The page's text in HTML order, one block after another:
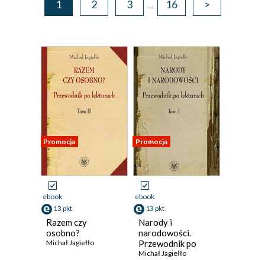
1 2 3 ... 16 >
Promocja
ebook
13 pkt
Razem czy
osobno?
Michał Jagiełło
Promocja
ebook
13 pkt
Narody i
narodowości.
Przewodnik po
lekturach, t. 1
Michał Jagiełło